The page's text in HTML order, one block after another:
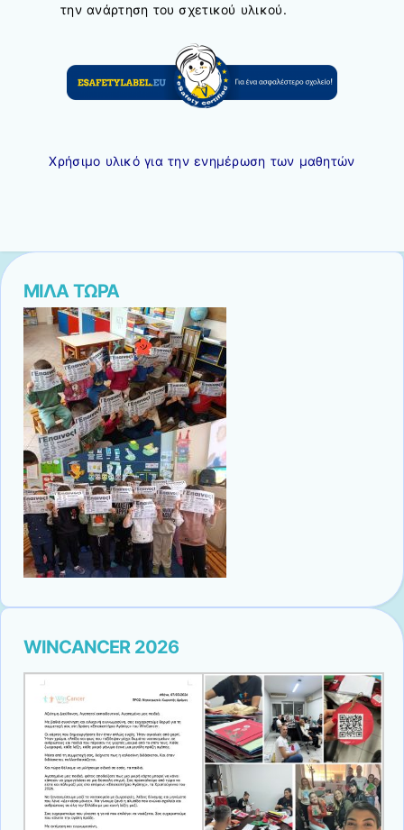
την ανάρτηση του σχετικού υλικού.
Χρήσιμο υλικό για την ενημέρωση των μαθητών
ΜΙΛΑ ΤΩΡΑ
WINCANCER 2026